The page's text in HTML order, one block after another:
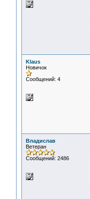
Klaus
Новичок
Сообщений: 4
Владислав
Ветеран
Сообщений: 2486